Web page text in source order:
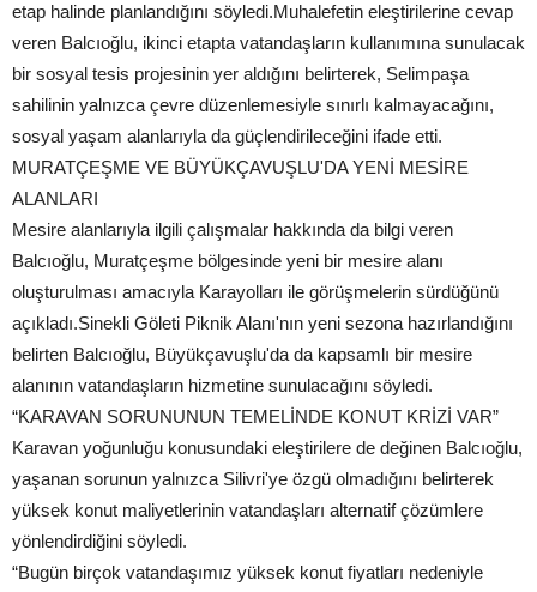
etap halinde planlandığını söyledi.Muhalefetin eleştirilerine cevap
veren Balcıoğlu, ikinci etapta vatandaşların kullanımına sunulacak
bir sosyal tesis projesinin yer aldığını belirterek, Selimpaşa
sahilinin yalnızca çevre düzenlemesiyle sınırlı kalmayacağını,
sosyal yaşam alanlarıyla da güçlendirileceğini ifade etti.
MURATÇEŞME VE BÜYÜKÇAVUŞLU'DA YENİ MESİRE
ALANLARI
Mesire alanlarıyla ilgili çalışmalar hakkında da bilgi veren
Balcıoğlu, Muratçeşme bölgesinde yeni bir mesire alanı
oluşturulması amacıyla Karayolları ile görüşmelerin sürdüğünü
açıkladı.Sinekli Göleti Piknik Alanı'nın yeni sezona hazırlandığını
belirten Balcıoğlu, Büyükçavuşlu'da da kapsamlı bir mesire
alanının vatandaşların hizmetine sunulacağını söyledi.
“KARAVAN SORUNUNUN TEMELİNDE KONUT KRİZİ VAR”
Karavan yoğunluğu konusundaki eleştirilere de değinen Balcıoğlu,
yaşanan sorunun yalnızca Silivri'ye özgü olmadığını belirterek
yüksek konut maliyetlerinin vatandaşları alternatif çözümlere
yönlendirdiğini söyledi.
“Bugün birçok vatandaşımız yüksek konut fiyatları nedeniyle